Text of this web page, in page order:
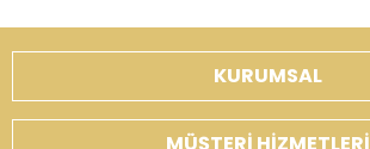
KURUMSAL